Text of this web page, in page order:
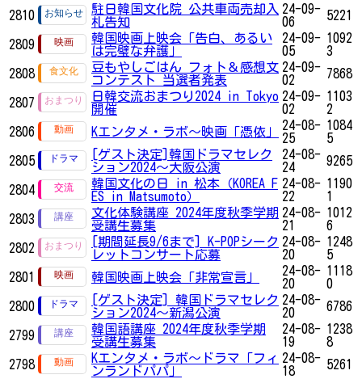
2810
駐日韓国文化院 公共車両売却入
札告知
24-09-
06
5221
2809
韓国映画上映会「告白、あるい
は完璧な弁護」
24-09-
05
1092
3
2808
豆もやしごはん フォト＆感想文
コンテスト 当選者発表
24-09-
02
7868
2807
日韓交流おまつり2024 in Tokyo
開催
24-09-
02
1103
2
2806
Kエンタメ・ラボ～映画「憑依」
24-08-
25
1084
5
2805
[ゲスト決定]韓国ドラマセレク
ション2024～大阪公演
24-08-
24
9265
2804
韓国文化の日 in 松本（KOREA F
ES in Matsumoto）
24-08-
22
1190
1
2803
文化体験講座 2024年度秋季学期
受講生募集
24-08-
21
1012
6
2802
[期間延長9/6まで] K-POPシーク
レットコンサート応募
24-08-
20
1248
5
2801
韓国映画上映会「非常宣言」
24-08-
20
1118
0
2800
[ゲスト決定] 韓国ドラマセレク
ション2024～新潟公演
24-08-
20
6786
2799
韓国語講座 2024年度秋季学期
受講生募集
24-08-
19
1238
8
2798
Kエンタメ・ラボ～ドラマ「フィ
ンランドパパ」
24-08-
18
5261